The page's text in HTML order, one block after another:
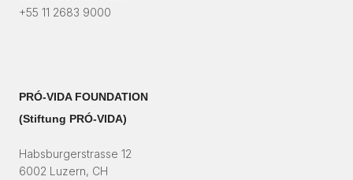
+55 11 2683 9000
PRÓ-VIDA FOUNDATION
(Stiftung PRÓ-VIDA)​
Habsburgerstrasse 12
6002 Luzern, CH